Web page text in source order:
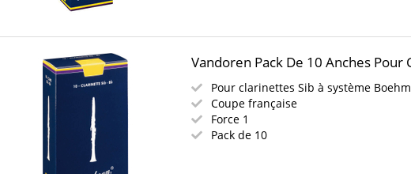
Vandoren Pack De 10 Anches Pour
Pour clarinettes Sib à système Boehm
Coupe française
Force 1
Pack de 10